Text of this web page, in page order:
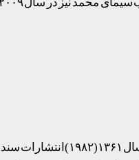
در سال